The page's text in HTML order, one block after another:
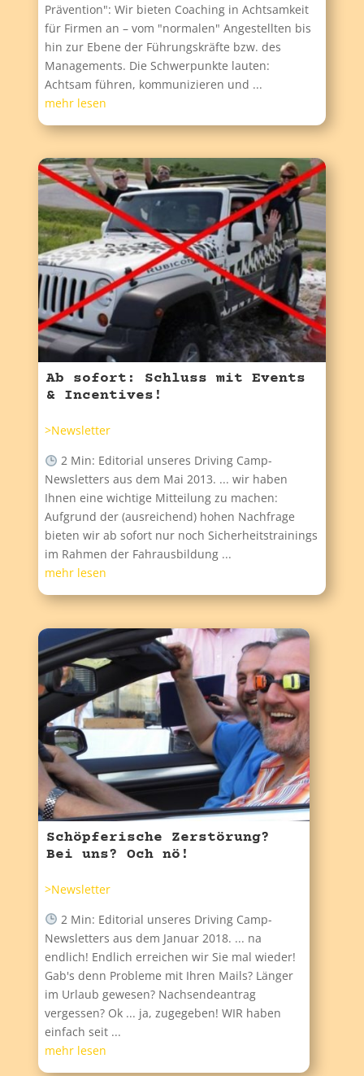
Prävention": Wir bieten Coaching in Achtsamkeit
für Firmen an – vom "normalen" Angestellten bis
hin zur Ebene der Führungskräfte bzw. des
Managements. Die Schwerpunkte lauten:
Achtsam führen, kommunizieren und ...
mehr lesen
Ab sofort: Schluss mit Events
& Incentives!
>Newsletter
2 Min: Editorial unseres Driving Camp-
Newsletters aus dem Mai 2013. ... wir haben
Ihnen eine wichtige Mitteilung zu machen:
Aufgrund der (ausreichend) hohen Nachfrage
bieten wir ab sofort nur noch Sicherheitstrainings
im Rahmen der Fahrausbildung ...
mehr lesen
Schöpferische Zerstörung?
Bei uns? Och nö!
>Newsletter
2 Min: Editorial unseres Driving Camp-
Newsletters aus dem Januar 2018. ... na
endlich! Endlich erreichen wir Sie mal wieder!
Gab's denn Probleme mit Ihren Mails? Länger
im Urlaub gewesen? Nachsendeantrag
vergessen? Ok ... ja, zugegeben! WIR haben
einfach seit ...
mehr lesen